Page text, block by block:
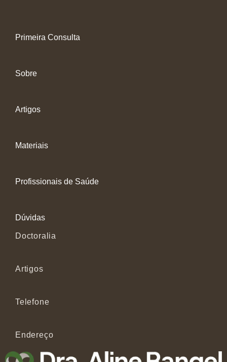
Primeira Consulta
Sobre
Artigos
Materiais
Profissionais de Saúde
Dúvidas
Doctoralia
Artigos
Telefone
Endereço